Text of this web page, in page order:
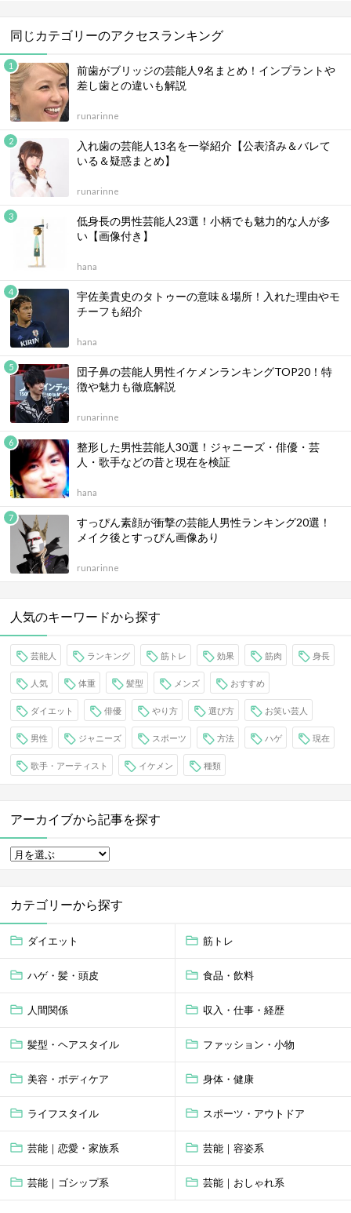
同じカテゴリーのアクセスランキング
前歯がブリッジの芸能人9名まとめ！インプラントや
差し歯との違いも解説
runarinne
入れ歯の芸能人13名を一挙紹介【公表済み＆バレて
いる＆疑惑まとめ】
runarinne
低身長の男性芸能人23選！小柄でも魅力的な人が多
い【画像付き】
hana
宇佐美貴史のタトゥーの意味＆場所！入れた理由やモ
チーフも紹介
hana
団子鼻の芸能人男性イケメンランキングTOP20！特
徴や魅力も徹底解説
runarinne
整形した男性芸能人30選！ジャニーズ・俳優・芸
人・歌手などの昔と現在を検証
hana
すっぴん素顔が衝撃の芸能人男性ランキング20選！
メイク後とすっぴん画像あり
runarinne
人気のキーワードから探す
芸能人 ランキング 筋トレ 効果 筋肉 身長
人気 体重 髪型 メンズ おすすめ
ダイエット 俳優 やり方 選び方 お笑い芸人
男性 ジャニーズ スポーツ 方法 ハゲ 現在
歌手・アーティスト イケメン 種類
アーカイブから記事を探す
カテゴリーから探す
ダイエット 筋トレ
ハゲ・髪・頭皮 食品・飲料
人間関係 収入・仕事・経歴
髪型・ヘアスタイル ファッション・小物
美容・ボディケア 身体・健康
ライフスタイル スポーツ・アウトドア
芸能｜恋愛・家族系 芸能｜容姿系
芸能｜ゴシップ系 芸能｜おしゃれ系